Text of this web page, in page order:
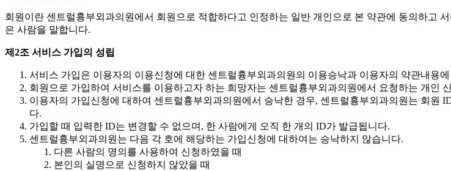
회원이란 센트럴흉부외과의원에서 회원으로 적합하다고 인정하는 일반 개인으로 본 약관에 동의하고
은 사람을 말합니다.
제2조 서비스 가입의 성립
서비스 가입은 이용자의 이용신청에 대한 센트럴흉부외과의원의 이용승낙과 이용자의 약관내용
회원으로 가입하여 서비스를 이용하고자 하는 희망자는 센트럴흉부외과의원에서 요청하는 개인
이용자의 가입신청에 대하여 센트럴흉부외과의원에서 승낙한 경우, 센트럴흉부외과의원는 회원
다.
가입할 때 입력한 ID는 변경할 수 없으며, 한 사람에게 오직 한 개의 ID가 발급됩니다.
센트럴흉부외과의원는 다음 각 호에 해당하는 가입신청에 대하여는 승낙하지 않습니다.
다른 사람의 명의를 사용하여 신청하였을 때
본인의 실명으로 신청하지 않았을 때